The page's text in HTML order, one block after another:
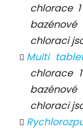
chlorace
chloraci
Multi
chlorace
chloraci